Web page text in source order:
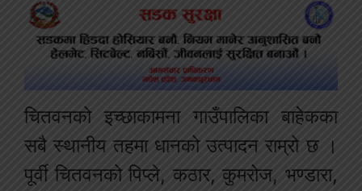
चितवनको इच्छाकामना गाउँपालिका बाहेकका
सबै स्थानीय तहमा धानको उत्पादन राम्रो छ ।
पूर्वी चितवनको पिप्ले, कठार, कुमरोज, भण्डारा,